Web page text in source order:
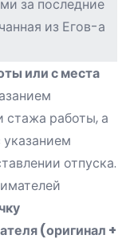
за последние
из Егов-а
или с места
стажа работы, а
отпуска.
(оригинал +